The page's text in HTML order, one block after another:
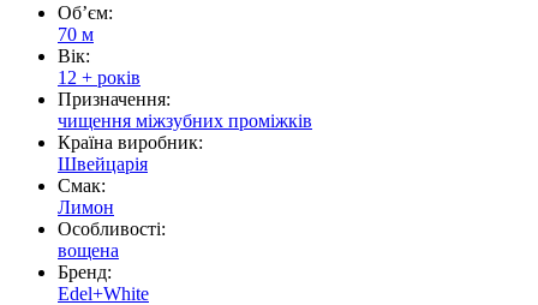
Обʼєм:
70 м
Вік:
12 + років
Призначення:
чищення міжзубних проміжків
Країна виробник:
Швейцарія
Смак:
Лимон
Особливості:
вощена
Бренд:
Edel+White